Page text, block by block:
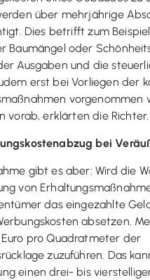
über mehrjährige
Dies betrifft zum
Baumängel oder
Ausgaben und die
erst bei Vorliegen der
vorgenommen
vorab, erklärten die Richter.
bei
gibt es aber: Wird die
von
das eingezahlte
absetzen.
pro Quadratmeter der
zuzuführen. Das
einen drei- bis